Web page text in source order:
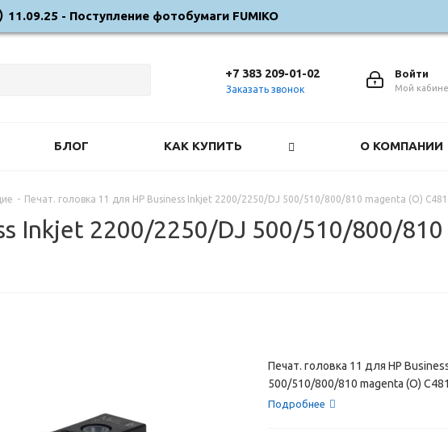
11.09.25 - Поступление фотобумаги FUMIKO
Войти
Мой
+7 383 209-01-02
Заказать звонок
БЛОГ КАК КУПИТЬ О КОМПАНИИ
- Печат. головка 11 для HP Business Inkjet 2200/2250/DJ 500/510/800/810 magenta (О)
Inkjet 2200/2250/DJ 500/510/800/
Печат. головка 11 для HP
500/510/800/810 magenta (О)
Подробнее